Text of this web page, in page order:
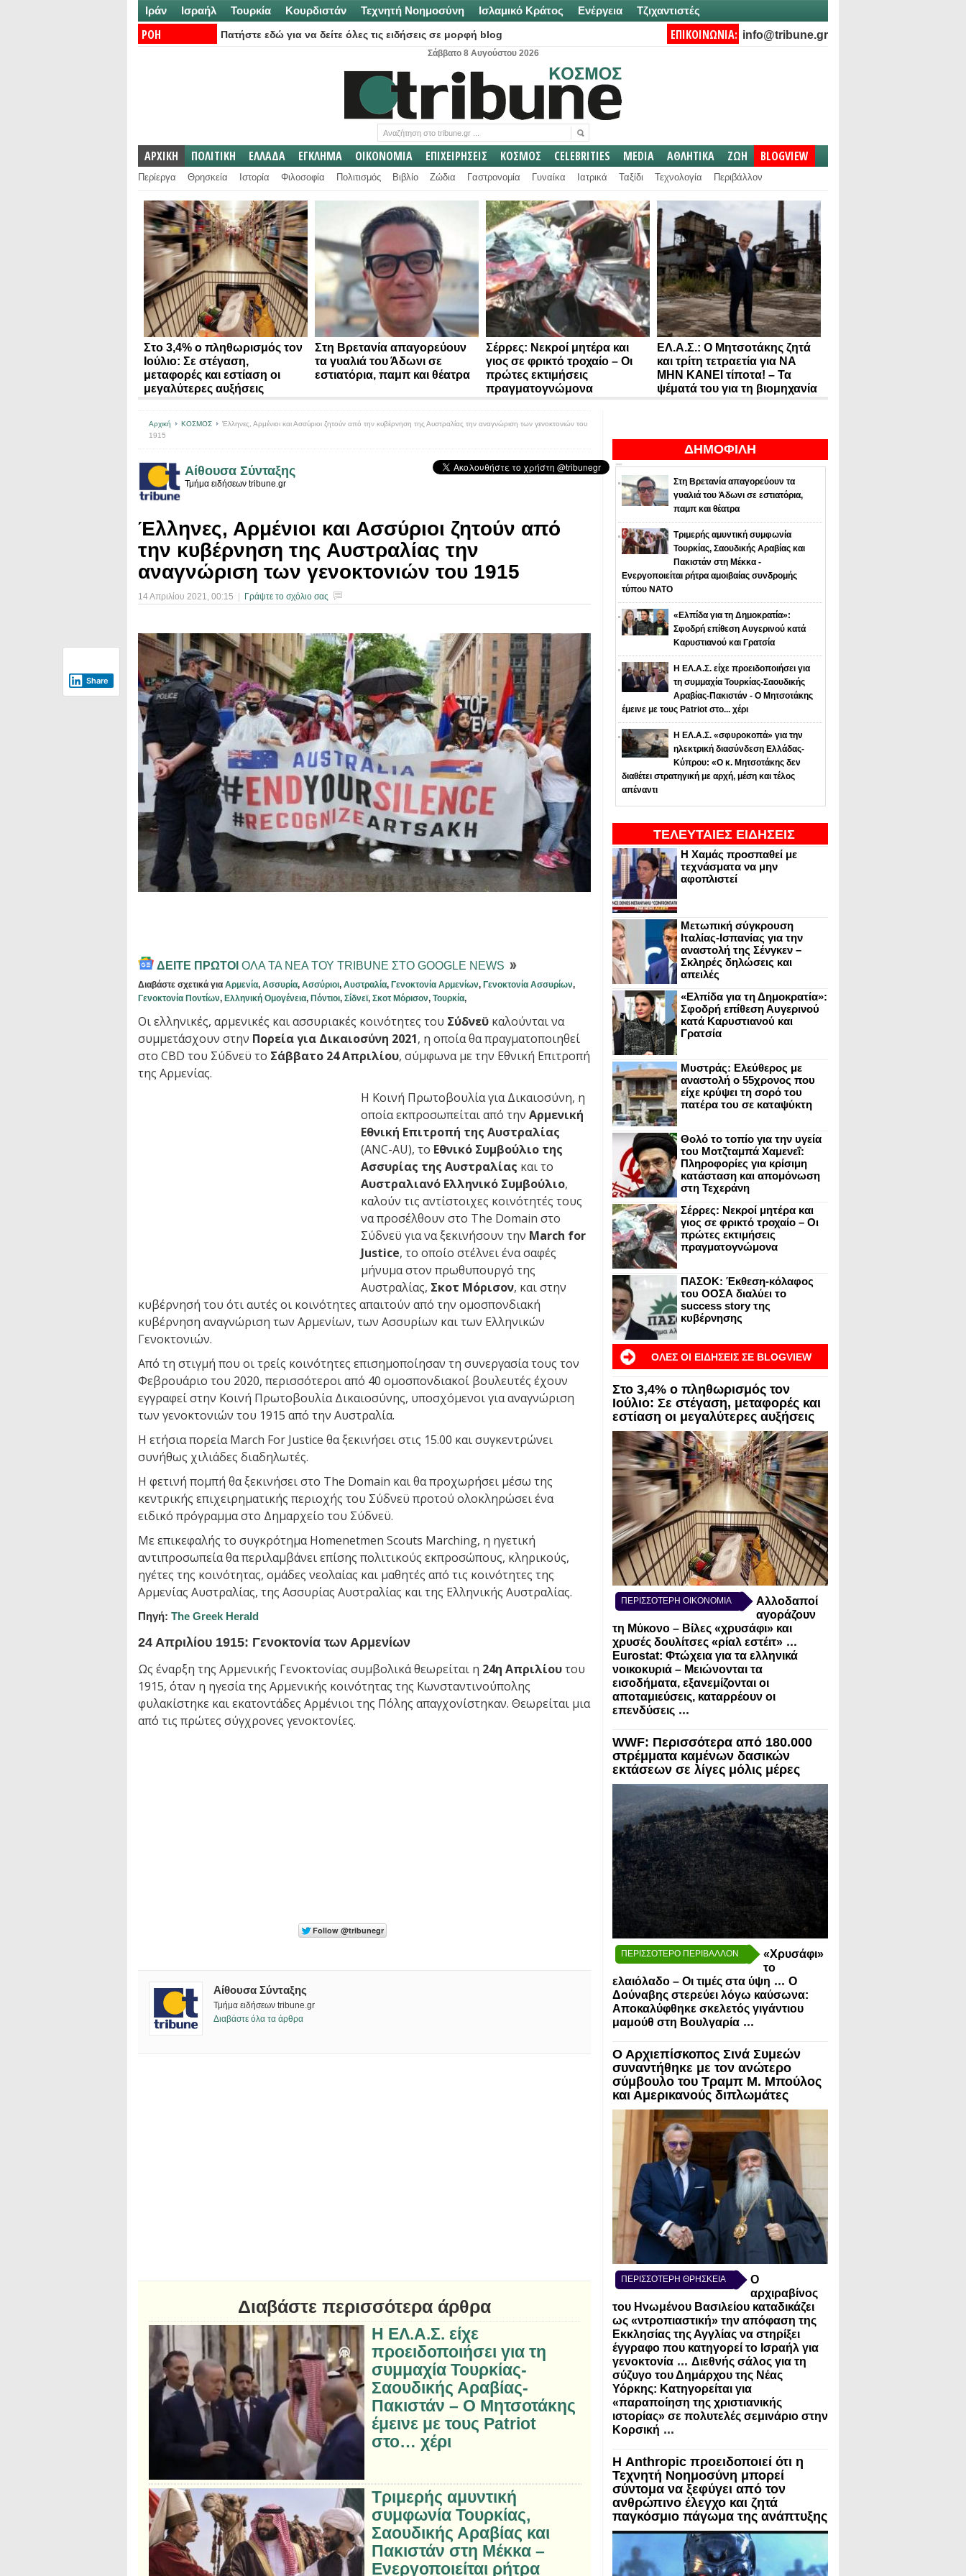
Ιράν Ισραήλ Τουρκία Κουρδιστάν Τεχνητή Νοημοσύνη Ισλαμικό Κράτος Ενέργεια Τζιχαντιστές
ΡΟΗ
Πατήστε εδώ για να δείτε όλες τις ειδήσεις σε μορφή blog ΕΠΙΚΟΙΝΩΝΙΑ: info@tribune.gr
Σάββατο 8 Αυγούστου 2026
ΑΡΧΙΚΗ ΠΟΛΙΤΙΚΗ ΕΛΛΑΔΑ ΕΓΚΛΗΜΑ ΟΙΚΟΝΟΜΙΑ ΕΠΙΧΕΙΡΗΣΕΙΣ ΚΟΣΜΟΣ CELEBRITIES MEDIA ΑΘΛΗΤΙΚΑ ΖΩΗ BLOGVIEW
Περίεργα Θρησκεία Ιστορία Φιλοσοφία Πολιτισμός Βιβλίο Ζώδια Γαστρονομία Γυναίκα Ιατρικά Ταξίδι Τεχνολογία Περιβάλλον
Στο 3,4% ο πληθωρισμός τον
Ιούλιο: Σε στέγαση,
μεταφορές και εστίαση οι
μεγαλύτερες αυξήσεις
Στη Βρετανία απαγορεύουν
τα γυαλιά του Άδωνι σε
εστιατόρια, παμπ και θέατρα
Σέρρες: Νεκροί μητέρα και
γιος σε φρικτό τροχαίο – Οι
πρώτες εκτιμήσεις
πραγματογνώμονα
ΕΛ.Α.Σ.: Ο Μητσοτάκης ζητά
και τρίτη τετραετία για ΝΑ
ΜΗΝ ΚΑΝΕΙ τίποτα! – Τα
ψέματά του για τη βιομηχανία
ΔΗΜΟΦΙΛΗ
Στη Βρετανία απαγορεύουν τα
γυαλιά του Άδωνι σε εστιατόρια,
παμπ και θέατρα
Τριμερής αμυντική συμφωνία
Τουρκίας, Σαουδικής Αραβίας και
Πακιστάν στη Μέκκα -
Ενεργοποιείται ρήτρα αμοιβαίας συνδρομής
τύπου NATO
«Ελπίδα για τη Δημοκρατία»:
Σφοδρή επίθεση Αυγερινού κατά
Καρυστιανού και Γρατσία
Η ΕΛ.Α.Σ. είχε προειδοποιήσει για
τη συμμαχία Τουρκίας-Σαουδικής
Αραβίας-Πακιστάν - Ο Μητσοτάκης
έμεινε με τους Patriot στο... χέρι
Η ΕΛ.Α.Σ. «σφυροκοπά» για την
ηλεκτρική διασύνδεση Ελλάδας-
Κύπρου: «Ο κ. Μητσοτάκης δεν
διαθέτει στρατηγική με αρχή, μέση και τέλος
απέναντι
ΤΕΛΕΥΤΑΙΕΣ ΕΙΔΗΣΕΙΣ
Η Χαμάς προσπαθεί με
τεχνάσματα να μην
αφοπλιστεί
Μετωπική σύγκρουση
Ιταλίας-Ισπανίας για την
αναστολή της Σένγκεν –
Σκληρές δηλώσεις και
απειλές
«Ελπίδα για τη Δημοκρατία»:
Σφοδρή επίθεση Αυγερινού
κατά Καρυστιανού και
Γρατσία
Μυστράς: Ελεύθερος με
αναστολή ο 55χρονος που
είχε κρύψει τη σορό του
πατέρα του σε καταψύκτη
Θολό το τοπίο για την υγεία
του Μοτζταμπά Χαμενεΐ:
Πληροφορίες για κρίσιμη
κατάσταση και απομόνωση
στη Τεχεράνη
Σέρρες: Νεκροί μητέρα και
γιος σε φρικτό τροχαίο – Οι
πρώτες εκτιμήσεις
πραγματογνώμονα
ΠΑΣΟΚ: Έκθεση-κόλαφος
του ΟΟΣΑ διαλύει το
success story της
κυβέρνησης
ΟΛΕΣ ΟΙ ΕΙΔΗΣΕΙΣ ΣΕ BLOGVIEW
Στο 3,4% ο πληθωρισμός τον
Ιούλιο: Σε στέγαση, μεταφορές και
εστίαση οι μεγαλύτερες αυξήσεις
ΠΕΡΙΣΣΟΤΕΡΗ ΟΙΚΟΝΟΜΙΑ
Αλλοδαποί
αγοράζουν
τη Μύκονο – Βίλες «χρυσάφι» και
χρυσές δουλίτσες «ρίαλ εστέιτ» ...
Eurostat: Φτώχεια για τα ελληνικά
νοικοκυριά – Μειώνονται τα
εισοδήματα, εξανεμίζονται οι
αποταμιεύσεις, καταρρέουν οι
επενδύσεις ...
WWF: Περισσότερα από 180.000
στρέμματα καμένων δασικών
εκτάσεων σε λίγες μόλις μέρες
ΠΕΡΙΣΣΟΤΕΡΟ ΠΕΡΙΒΑΛΛΟΝ
«Χρυσάφι»
το
ελαιόλαδο – Οι τιμές στα ύψη ... Ο
Δούναβης στερεύει λόγω καύσωνα:
Αποκαλύφθηκε σκελετός γιγάντιου
μαμούθ στη Βουλγαρία ...
Ο Αρχιεπίσκοπος Σινά Συμεών
συναντήθηκε με τον ανώτερο
σύμβουλο του Τραμπ Μ. Μπούλος
και Αμερικανούς διπλωμάτες
ΠΕΡΙΣΣΟΤΕΡΗ ΘΡΗΣΚΕΙΑ
Ο
αρχιραβίνος
του Ηνωμένου Βασιλείου καταδικάζει
ως «ντροπιαστική» την απόφαση της
Εκκλησίας της Αγγλίας να στηρίξει
έγγραφο που κατηγορεί το Ισραήλ για
γενοκτονία ... Διεθνής σάλος για τη
σύζυγο του Δημάρχου της Νέας
Υόρκης: Κατηγορείται για
«παραποίηση της χριστιανικής
ιστορίας» σε πολυτελές σεμινάριο στην
Κορσική ...
Η Anthropic προειδοποιεί ότι η
Τεχνητή Νοημοσύνη μπορεί
σύντομα να ξεφύγει από τον
ανθρώπινο έλεγχο και ζητά
παγκόσμιο πάγωμα της ανάπτυξης
Αρχική ΚΟΣΜΟΣ
Έλληνες, Αρμένιοι και Ασσύριοι ζητούν από την κυβέρνηση της Αυστραλίας την αναγνώριση των γενοκτονιών του
1915
Αίθουσα Σύνταξης
Τμήμα ειδήσεων tribune.gr
Έλληνες, Αρμένιοι και Ασσύριοι ζητούν από
την κυβέρνηση της Αυστραλίας την
αναγνώριση των γενοκτονιών του 1915
14 Απριλίου 2021, 00:15 Γράψτε το σχόλιο σας
ΔΕΙΤΕ ΠΡΩΤΟΙ ΟΛΑ ΤΑ ΝΕΑ ΤΟΥ TRIBUNE ΣΤΟ GOOGLE NEWS
Διαβάστε σχετικά για Αρμενία, Ασσυρία, Ασσύριοι, Αυστραλία, Γενοκτονία Αρμενίων, Γενοκτονία Ασσυρίων,
Γενοκτονία Ποντίων, Ελληνική Ομογένεια, Πόντιοι, Σίδνεϊ, Σκοτ Μόρισον, Τουρκία,
Οι ελληνικές, αρμενικές και ασσυριακές κοινότητες του Σύδνεϋ καλούνται να
συμμετάσχουν στην Πορεία για Δικαιοσύνη 2021, η οποία θα πραγματοποιηθεί
στο CBD του Σύδνεϋ το Σάββατο 24 Απριλίου, σύμφωνα με την Εθνική Επιτροπή
της Αρμενίας.
Η Κοινή Πρωτοβουλία για Δικαιοσύνη, η
οποία εκπροσωπείται από την Αρμενική
Εθνική Επιτροπή της Αυστραλίας
(ANC-AU), το Εθνικό Συμβούλιο της
Ασσυρίας της Αυστραλίας και το
Αυστραλιανό Ελληνικό Συμβούλιο,
καλούν τις αντίστοιχες κοινότητές τους
να προσέλθουν στο The Domain στο
Σύδνεϋ για να ξεκινήσουν την March for
Justice, το οποίο στέλνει ένα σαφές
μήνυμα στον πρωθυπουργό της
Αυστραλίας, Σκοτ Μόρισον, και στην
κυβέρνησή του ότι αυτές οι κοινότητες απαιτούν από την ομοσπονδιακή
κυβέρνηση αναγνώριση των Αρμενίων, των Ασσυρίων και των Ελληνικών
Γενοκτονιών.
Από τη στιγμή που οι τρείς κοινότητες επισημοποίησαν τη συνεργασία τους τον
Φεβρουάριο του 2020, περισσότεροι από 40 ομοσπονδιακοί βουλευτές έχουν
εγγραφεί στην Κοινή Πρωτοβουλία Δικαιοσύνης, υποσχόμενοι για αναγνώριση
των γενοκτονιών του 1915 από την Αυστραλία.
Η ετήσια πορεία March For Justice θα ξεκινήσει στις 15.00 και συγκεντρώνει
συνήθως χιλιάδες διαδηλωτές.
Η φετινή πομπή θα ξεκινήσει στο The Domain και θα προχωρήσει μέσω της
κεντρικής επιχειρηματικής περιοχής του Σύδνεϋ προτού ολοκληρώσει ένα
ειδικό πρόγραμμα στο Δημαρχείο του Σύδνεϋ.
Με επικεφαλής το συγκρότημα Homenetmen Scouts Marching, η ηγετική
αντιπροσωπεία θα περιλαμβάνει επίσης πολιτικούς εκπροσώπους, κληρικούς,
ηγέτες της κοινότητας, ομάδες νεολαίας και μαθητές από τις κοινότητες της
Αρμενίας Αυστραλίας, της Ασσυρίας Αυστραλίας και της Ελληνικής Αυστραλίας.
Πηγή: The Greek Herald
24 Απριλίου 1915: Γενοκτονία των Αρμενίων
Ως έναρξη της Αρμενικής Γενοκτονίας συμβολικά θεωρείται η 24η Απριλίουτου
1915, όταν η ηγεσία της Αρμενικής κοινότητας της Κωνσταντινούπολης
φυλακίστηκε και εκατοντάδες Αρμένιοι της Πόλης απαγχονίστηκαν. Θεωρείται μια
από τις πρώτες σύγχρονες γενοκτονίες.
Αίθουσα Σύνταξης
Τμήμα ειδήσεων tribune.gr
Διαβάστε όλα τα άρθρα
Διαβάστε περισσότερα άρθρα
Η ΕΛ.Α.Σ. είχε
προειδοποιήσει για τη
συμμαχία Τουρκίας-
Σαουδικής Αραβίας-
Πακιστάν – Ο Μητσοτάκης
έμεινε με τους Patriot
στο… χέρι
Τριμερής αμυντική
συμφωνία Τουρκίας,
Σαουδικής Αραβίας και
Πακιστάν στη Μέκκα –
Ενεργοποιείται ρήτρα
Share